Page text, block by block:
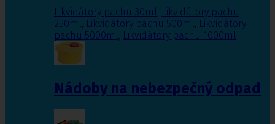
Likvidátory pachu 30ml, Likvidátory pachu
250ml, Likvidátory pachu 500ml, Likvidátory
pachu 5000ml, Likvidátory pachu 1000ml
Nádoby na nebezpečný odpad